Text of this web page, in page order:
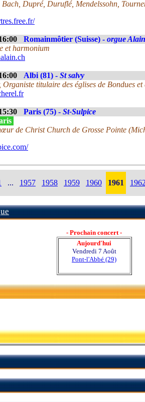
Bach, Dupré, Duruflé, Mendelssohn,
Romainmôtier (Suisse) - orgue Alain
et harmonium
Albi (81) - St salvy
titulaire des églises de Bondues et
Paris (75) - St-Sulpice
de Christ Church de Grosse Pointe
... 1957 1958 1959 1960 1961
- Prochain concert -
Aujourd'hui
Vendredi 7 Août
Pont-l'Abbé (29)